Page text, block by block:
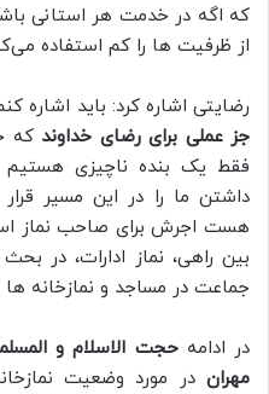
که اگه در خدمت هر استانی
از ظرفیت ها را کم استفاده
رضایتی اشاره کرد: باید اشاره
جز عملی برای رضای خداوند که
فقط یک بنده ناچیزی
داشتن ما را در این مسیر
هست اجرش برای صاحب نماز
بین راهی، نماز ادارات، در
جماعت در مساجد و نمازخانه ها
در ادامهحجت الاسلام و
مهران در مورد وضعیت